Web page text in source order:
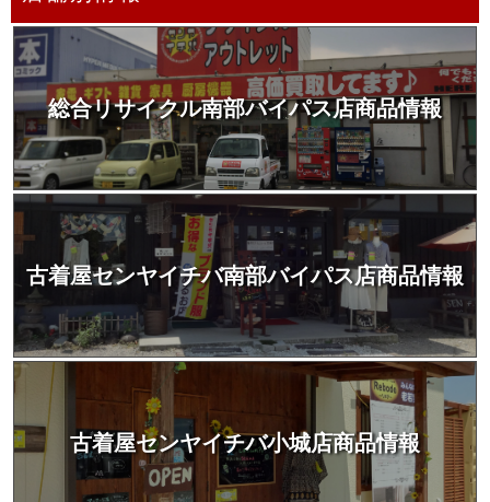
総合リサイクル南部バイパス店商品情報
古着屋センヤイチバ南部バイパス店商品情報
古着屋センヤイチバ小城店商品情報